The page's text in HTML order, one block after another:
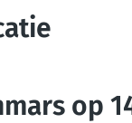
op